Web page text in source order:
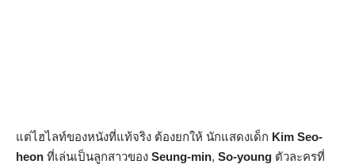
แต่ไฮไลท์ของหนังที่แท้จริง ต้องยกให้ นักแสดงเด็ก Kim Seo-
heon ที่เล่นเป็นลูกสาวของ Seung-min, So-young ตัวละครที่